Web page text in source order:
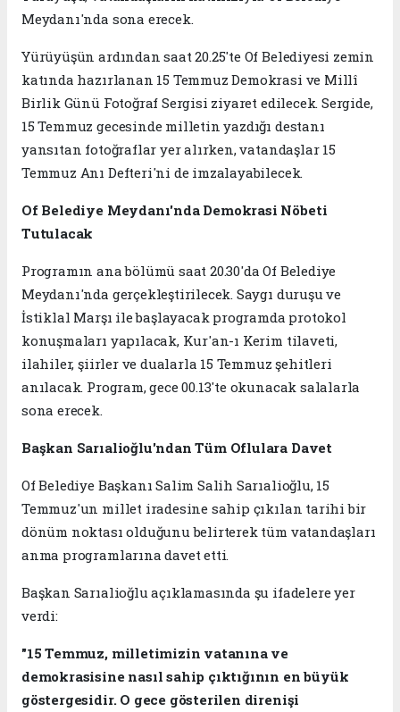
Meydanı'nda sona erecek.
Yürüyüşün ardından saat 20.25'te Of Belediyesi zemin
katında hazırlanan 15 Temmuz Demokrasi ve Millî
Birlik Günü Fotoğraf Sergisi ziyaret edilecek. Sergide,
15 Temmuz gecesinde milletin yazdığı destanı
yansıtan fotoğraflar yer alırken, vatandaşlar 15
Temmuz Anı Defteri'ni de imzalayabilecek.
Of Belediye Meydanı'nda Demokrasi Nöbeti
Tutulacak
Programın ana bölümü saat 20.30'da Of Belediye
Meydanı'nda gerçekleştirilecek. Saygı duruşu ve
İstiklal Marşı ile başlayacak programda protokol
konuşmaları yapılacak, Kur'an-ı Kerim tilaveti,
ilahiler, şiirler ve dualarla 15 Temmuz şehitleri
anılacak. Program, gece 00.13'te okunacak salalarla
sona erecek.
Başkan Sarıalioğlu'ndan Tüm Oflulara Davet
Of Belediye Başkanı Salim Salih Sarıalioğlu, 15
Temmuz'un millet iradesine sahip çıkılan tarihi bir
dönüm noktası olduğunu belirterek tüm vatandaşları
anma programlarına davet etti.
Başkan Sarıalioğlu açıklamasında şu ifadelere yer
verdi:
"15 Temmuz, milletimizin vatanına ve
demokrasisine nasıl sahip çıktığının en büyük
göstergesidir. O gece gösterilen direnişi